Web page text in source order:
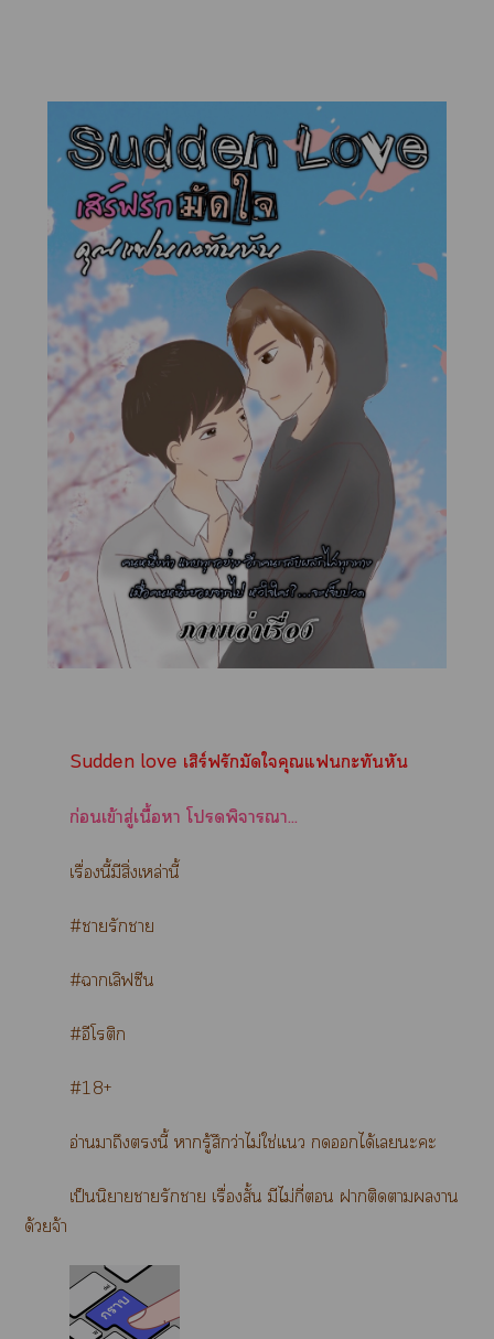
Sudden love เสิร์ฟรักมัดใคุณแะทันหัน
ก่อนเข้าสู่เนื้อา โพิจารณา...
เรื่องนี้มีสิ่งเหล่านี้
#ารักา
#าเลิฟซีน
#อีโติก
#18+
อ่านาถึงนี้ ารู้สึกว่าไม่ใช่แ ได้เะะ
เป็นนิยายารักา เรื่องสั้น มีไม่กี่ าติดาาน
ด้วยจ้า